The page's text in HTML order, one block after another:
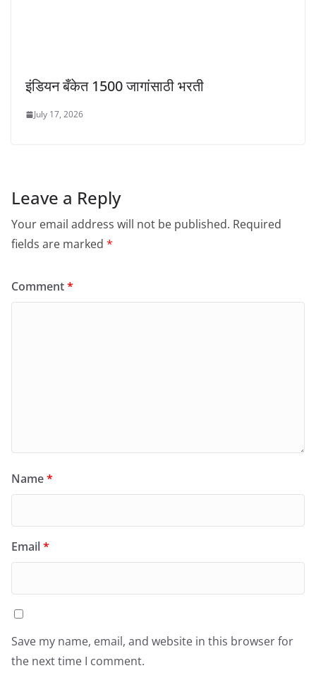
इंडियन बँकेत 1500 जागांसाठी भरती
July 17, 2026
Leave a Reply
Your email address will not be published. Required
fields are marked *
Comment*
Name*
Email*
Save my name, email, and website in this browser for
the next time I comment.